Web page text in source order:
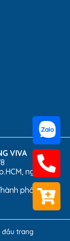
tốt hơn khi
dàng đeo vai
tiết lá cây
đồ dùng tốt
độ bền của
hàng ngày, đi
tặng doanh
VIVA
ngày
phố Hồ Chí
đầu trang